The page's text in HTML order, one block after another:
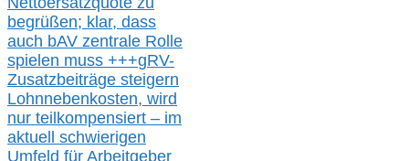
begrüßen; klar, dass
auch bAV zentrale Rolle
spielen muss +++gRV-
Zusatzbeiträge steigern
Lohnnebenkosten, wird
nur teilkompensiert – im
aktuell schwierigen
Umfeld für Arbeitgeber